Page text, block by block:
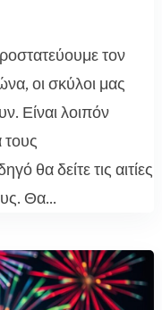
τον
οι σκύλοι μας
Είναι λοιπόν
θα δείτε τις αιτίες
Θα...